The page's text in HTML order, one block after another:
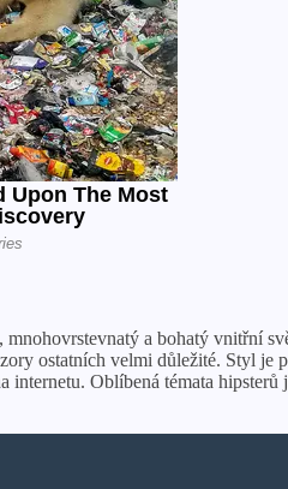
a bohatý vnitřní
ostatních velmi důležité. Styl
internetu. Oblíbená témata